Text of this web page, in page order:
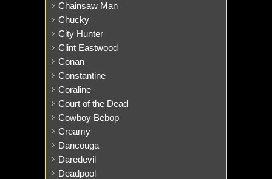
Chainsaw Man
Chucky
City Hunter
Clint Eastwood
Conan
Constantine
Coraline
Court of the Dead
Cowboy Bebop
Creamy
Dancouga
Daredevil
Deadpool